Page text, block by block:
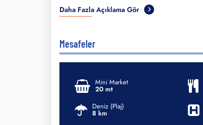
Daha Fazla Açıklama Gör
Mesafeler
Mini Market
20 mt
Deniz (Plaj)
8 km